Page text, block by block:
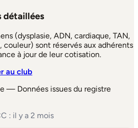
détaillées
(dysplasie, ADN, cardiaque, TAN,
couleur) sont réservés aux adhérents
à jour de leur cotisation.
au club
— Données issues du registre
: il y a 2 mois